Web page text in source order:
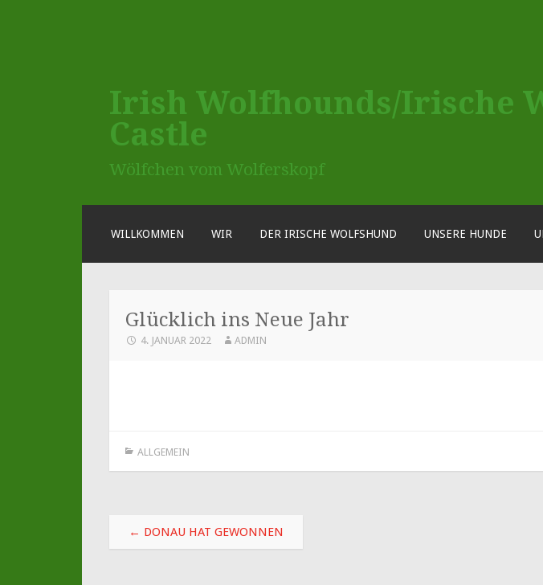
Irish Wolfhounds/Irische
Castle
Wölfchen vom Wolferskopf
SPRINGEN
WILLKOMMEN WIR DER IRISCHE WOLFSHUND UNSERE HUNDE
Glücklich ins Neue Jahr
4. JANUAR 2022 ADMIN
ALLGEMEIN
Beitragsnavigation
← DONAU HAT GEWONNEN